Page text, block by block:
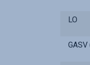
LO